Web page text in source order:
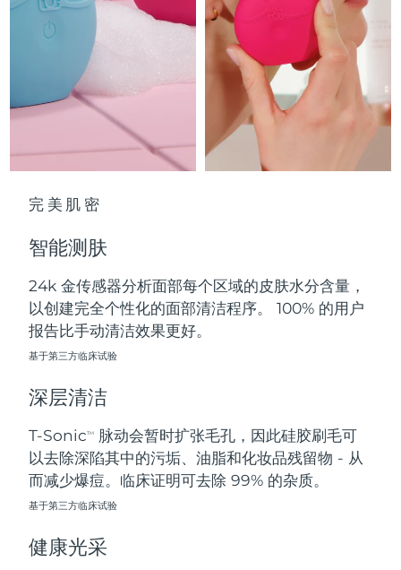
完美肌密
智能测肤
24k 金传感器分析面部每个区域的皮肤水分含量，
以创建完全个性化的面部清洁程序。 100% 的用户
报告比手动清洁效果更好。
基于第三方临床试验
深层清洁
T-SonicTM
脉动会暂时扩张毛孔，因此硅胶刷毛可
以去除深陷其中的污垢、油脂和化妆品残留物 - 从
而减少爆痘。临床证明可去除 99% 的杂质。
基于第三方临床试验
健康光采
关于我们
拉脱维亚 预计送达日期 8/9/26
预计送达日期 8/10/26
立陶宛 预计送达日期 8/9/26
卢森堡 8/9/26
马耳他
墨西哥 预计送达日期 8/13/26
摩纳哥
荷兰
新西兰 预计送达日期8/9/26
挪威 预计送达日期